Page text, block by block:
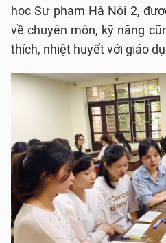
học Sư phạm Hà Nội 2,
về chuyên môn, kỹ năng
thích, nhiệt huyết với giáo